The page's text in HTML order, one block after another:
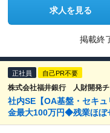
求人を見る
掲載終
正社員 自己PR不要
株式会社福井銀行 人財開発
社内SE【OA基盤・セキ
金最大100万円◆残業ほぼ